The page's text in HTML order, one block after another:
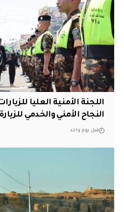
اللجنة الأمنية العليا
النجاح الأمني والخدمي
قبل يوم واحد